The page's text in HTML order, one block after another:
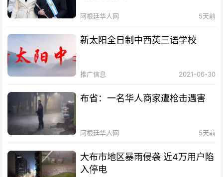
阿根廷华人网 5天前
新太阳全日制中西英三语学校
推广信息 2021-06-30
布省：一名华人商家遭枪击遇害
阿根廷华人网 5天前
大布市地区暴雨侵袭 近4万用户陷
入停电